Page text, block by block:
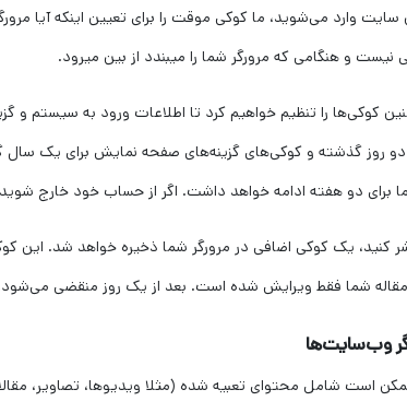
سایت وارد می‌شوید، ما کوکی موقت را برای تعیین اینکه آیا
و هنگامی که مرورگر شما را میبندد از بین میرود.
کوکی‌ها را تنظیم خواهیم کرد تا اطلاعات ورود به سیستم و
روز گذشته و کوکی‌های گزینه‌های صفحه نمایش برای یک سال
کنید، یک کوکی اضافی در مرورگر شما ذخیره خواهد شد.
شما فقط ویرایش شده است. بعد از یک روز منقضی
وب‌سایت‌ها
است شامل محتوای تعبیه شده (مثلا ویدیوها، تصاویر،